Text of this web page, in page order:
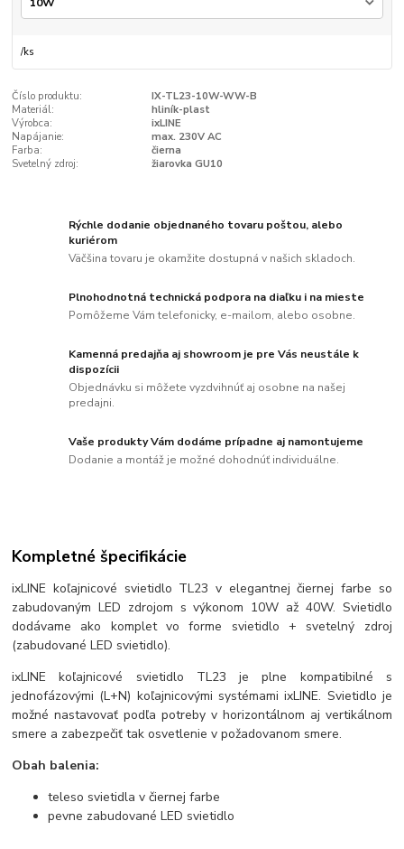
/ks
Číslo produktu:
IX-TL23-10W-WW-B
Materiál:
hliník-plast
Výrobca:
ixLINE
Napájanie:
max. 230V AC
Farba:
čierna
Svetelný zdroj:
žiarovka GU10
Rýchle dodanie objednaného tovaru poštou, alebo
kuriérom
Väčšina tovaru je okamžite dostupná v našich skladoch.
Plnohodnotná technická podpora na diaľku i na mieste
Pomôžeme Vám telefonicky, e-mailom, alebo osobne.
Kamenná predajňa aj showroom je pre Vás neustále k
dispozícii
Objednávku si môžete vyzdvihnúť aj osobne na našej
predajni.
Vaše produkty Vám dodáme prípadne aj namontujeme
Dodanie a montáž je možné dohodnúť individuálne.
Kompletné špecifikácie
ixLINE koľajnicové svietidlo TL23 v elegantnej čiernej farbe so
zabudovaným LED zdrojom s výkonom 10W až 40W. Svietidlo
dodávame ako komplet vo forme svietidlo + svetelný zdroj
(zabudované LED svietidlo).
ixLINE koľajnicové svietidlo TL23 je plne kompatibilné s
jednofázovými (L+N) koľajnicovými systémami ixLINE. Svietidlo je
možné nastavovať podľa potreby v horizontálnom aj vertikálnom
smere a zabezpečiť tak osvetlenie v požadovanom smere.
Obah balenia:
teleso svietidla v čiernej farbe
pevne zabudované LED svietidlo